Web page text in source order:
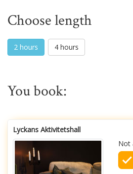
Choose length
2 hours 4 hours
You book:
Lyckans Aktivitetshall
Not